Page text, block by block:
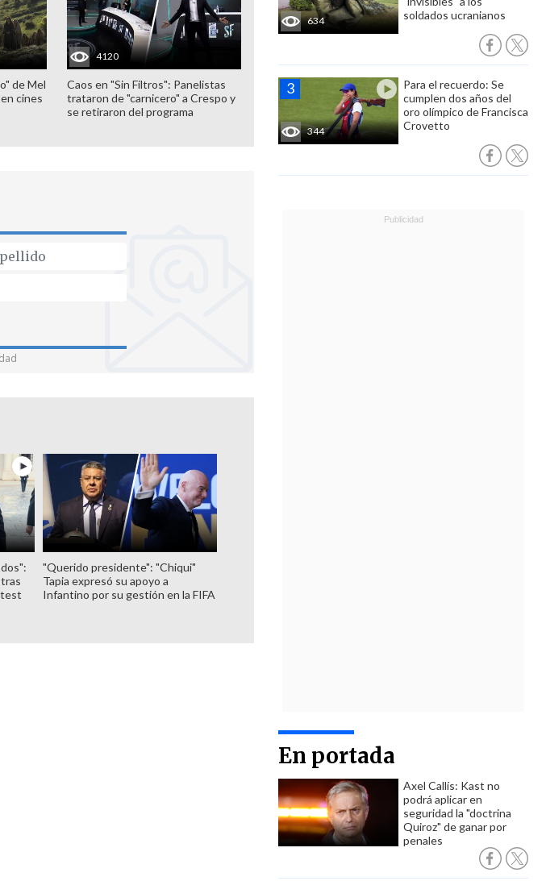
634
soldados ucranianos
344
Para el recuerdo: Se
cumplen dos años del
oro olímpico de Francisca
Crovetto
En portada
Axel Callís: Kast no
podrá aplicar en
seguridad la "doctrina
Quiroz" de ganar por
penales
de Mel
cines
4120
Caos en "Sin Filtros": Panelistas
trataron de "carnicero" a Crespo y
se retiraron del programa
test
"Querido presidente": "Chiqui"
Tapia expresó su apoyo a
Infantino por su gestión en la FIFA